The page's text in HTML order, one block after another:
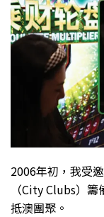
2006年初，我受
（City Clubs）
抵澳團聚。